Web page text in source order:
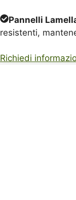
Pannelli
resistenti,
Richiedi